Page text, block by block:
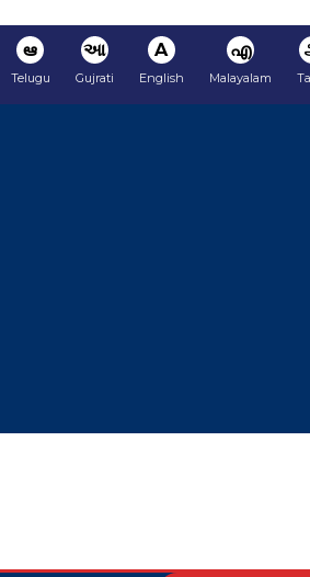
ఆ
Telugu
આ
Gujrati
A
English
എ
Malayalam